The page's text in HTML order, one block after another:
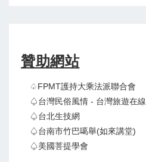
贊助網站
♤FPMT護持大乘法派聯合會
♤台灣民俗風情 - 台灣旅遊在線
♤台北生技網
♤台南市竹巴噶舉(如來講堂)
♤美國菩提學會